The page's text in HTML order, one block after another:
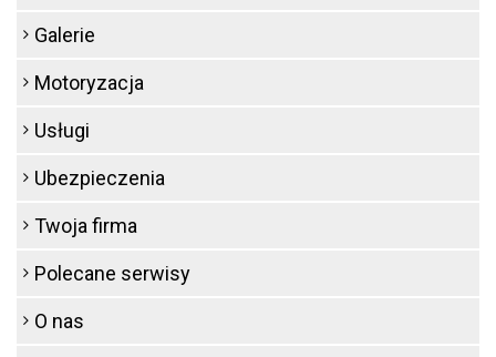
Galerie
Motoryzacja
Usługi
Ubezpieczenia
Twoja firma
Polecane serwisy
O nas